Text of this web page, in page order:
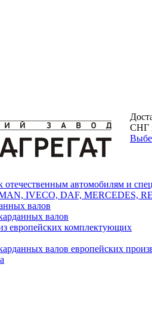
СНГ
автомобилям и
IVECO, DAF, MERCEDES,
валов
валов
европейских комплектующих
валов европейских